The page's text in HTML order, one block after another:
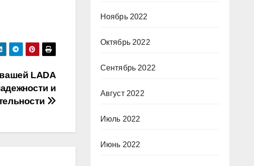
LADA
и
Ноябрь 2022
Октябрь 2022
Сентябрь 2022
Август 2022
Июль 2022
Июнь 2022